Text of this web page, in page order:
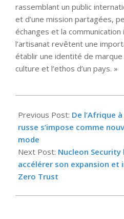
rassemblant un public
et d’une mission partagées,
échanges et la
l’artisanat revêtent une
établir une identité de
culture et l’ethos d’un pays. »
09-
10
Previous Post: De l’Afrique
russe s’impose comme
mode
Next Post: Nucleon Security
accélérer son expansion et
Zero Trust